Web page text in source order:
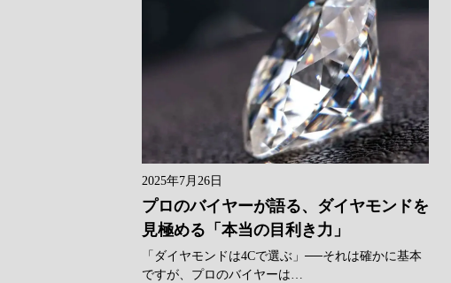
2025年7月26日
プロのバイヤーが語る、ダイヤモンドを
見極める「本当の目利き力」
「ダイヤモンドは4Cで選ぶ」──それは確かに基本
ですが、プロのバイヤーは…